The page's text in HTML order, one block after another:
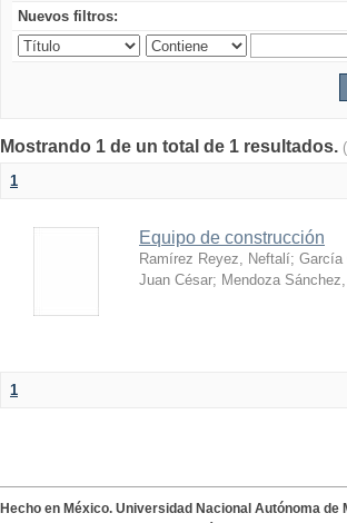
Nuevos filtros:
Mostrando 1 de un total de 1 resultados.
1
Equipo de construcción
Ramírez Reyez, Neftalí; García
Juan César; Mendoza
1
Hecho en México. Universidad Nacional Autónoma